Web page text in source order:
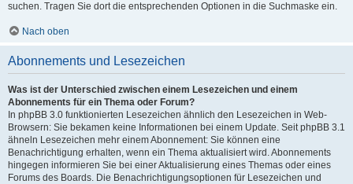
suchen. Tragen Sie dort die entsprechenden Optionen in die Suchmaske ein.
Nach oben
Abonnements und Lesezeichen
Was ist der Unterschied zwischen einem Lesezeichen und einem
Abonnements für ein Thema oder Forum?
In phpBB 3.0 funktionierten Lesezeichen ähnlich den Lesezeichen in Web-
Browsern: Sie bekamen keine Informationen bei einem Update. Seit phpBB 3.1
ähneln Lesezeichen mehr einem Abonnement: Sie können eine
Benachrichtigung erhalten, wenn ein Thema aktualisiert wird. Abonnements
hingegen informieren Sie bei einer Aktualisierung eines Themas oder eines
Forums des Boards. Die Benachrichtigungsoptionen für Lesezeichen und